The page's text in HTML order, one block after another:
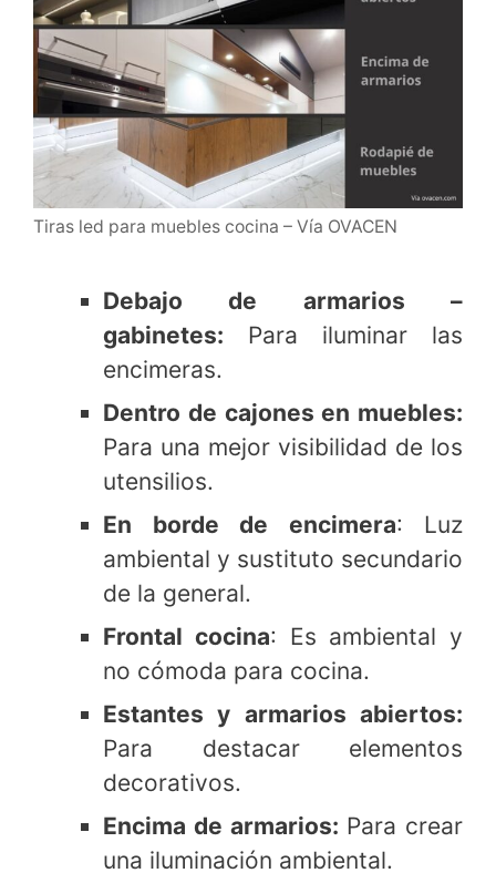
Tiras led para muebles cocina – Vía OVACEN
Debajo de armarios –
gabinetes: Para iluminar las
encimeras.
Dentro de cajones en muebles:
Para una mejor visibilidad de los
utensilios.
En borde de encimera: Luz
ambiental y sustituto secundario
de la general.
Frontal cocina: Es ambiental y
no cómoda para cocina.
Estantes y armarios abiertos:
Para destacar elementos
decorativos.
Encima de armarios: Para crear
una iluminación ambiental.